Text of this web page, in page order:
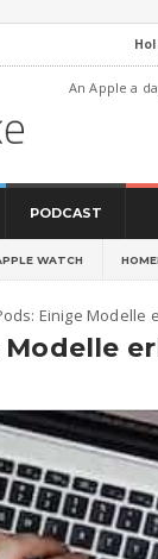
An Apple a
PODCAST
WATCH
Einige
Modelle